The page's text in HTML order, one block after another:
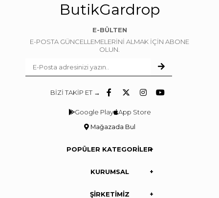
ButikGardrop
E-BÜLTEN
E-POSTA GÜNCELLEMELERİNİ ALMAK İÇİN ABONE
OLUN.
BİZİ TAKİP ET →
Google Play App Store
Mağazada Bul
POPÜLER KATEGORİLER
KURUMSAL
ŞİRKETİMİZ